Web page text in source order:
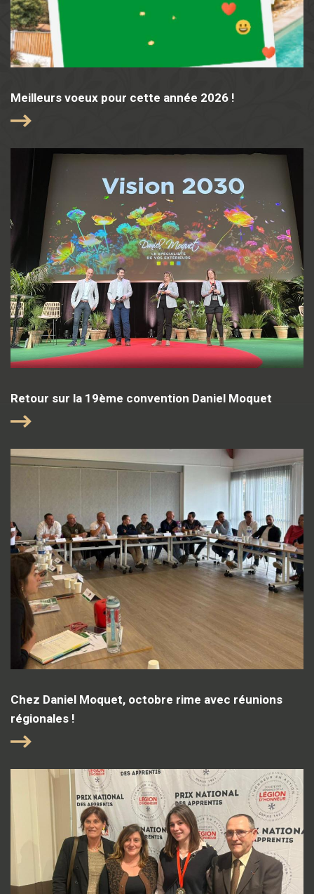
Meilleurs voeux pour cette année 2026 !
Retour sur la 19ème convention Daniel Moquet
Chez Daniel Moquet, octobre rime avec réunions
régionales !